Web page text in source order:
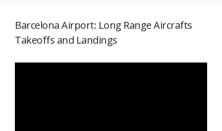
Barcelona Airport: Long Range Aircrafts
Takeoffs and Landings